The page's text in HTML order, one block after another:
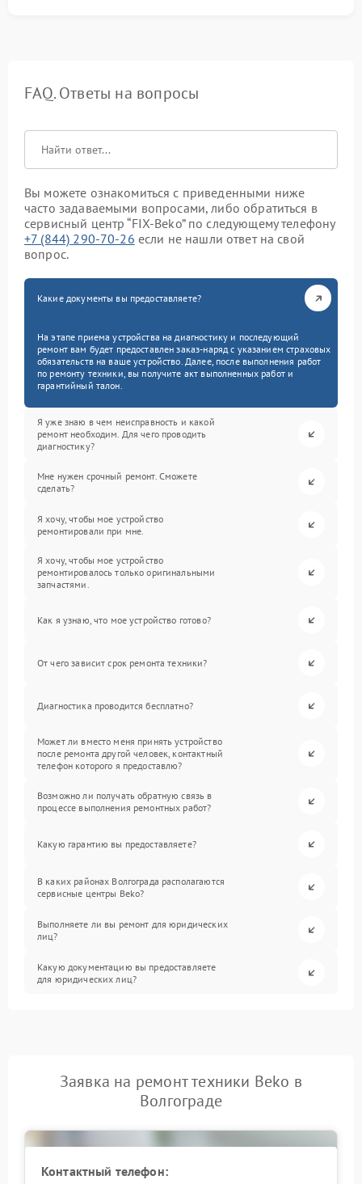
FAQ. Ответы на вопросы
Вы можете ознакомиться с приведенными ниже
часто задаваемыми вопросами, либо обратиться в
сервисный центр “FIX-Beko” по следующему телефону
+7 (844) 290-70-26 если не нашли ответ на свой
вопрос.
Какие документы вы предоставляете?
На этапе приема устройства на диагностику и последующий
ремонт вам будет предоставлен заказ-наряд с указанием страховых
обязательств на ваше устройство. Далее, после выполнения работ
по ремонту техники, вы получите акт выполненных работ и
гарантийный талон.
Я уже знаю в чем неисправность и какой
ремонт необходим. Для чего проводить
диагностику?
Мне нужен срочный ремонт. Сможете
сделать?
Я хочу, чтобы мое устройство
ремонтировали при мне.
Я хочу, чтобы мое устройство
ремонтировалось только оригинальными
запчастями.
Как я узнаю, что мое устройство готово?
От чего зависит срок ремонта техники?
Диагностика проводится бесплатно?
Может ли вместо меня принять устройство
после ремонта другой человек, контактный
телефон которого я предоставлю?
Возможно ли получать обратную связь в
процессе выполнения ремонтных работ?
Какую гарантию вы предоставляете?
В каких районах Волгограда располагаются
сервисные центры Beko?
Выполняете ли вы ремонт для юридических
лиц?
Какую документацию вы предоставляете
для юридических лиц?
Заявка на ремонт техники Beko в
Волгограде
Контактный телефон: